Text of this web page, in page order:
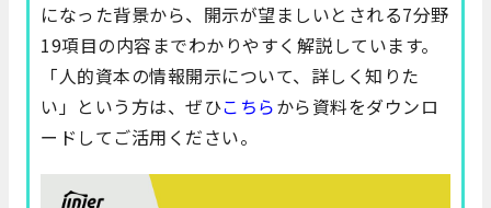
になった背景から、開示が望ましいとされる7分野
19項目の内容までわかりやすく解説しています。
「人的資本の情報開示について、詳しく知りた
い」という方は、ぜひこちらから資料をダウンロ
ードしてご活用ください。